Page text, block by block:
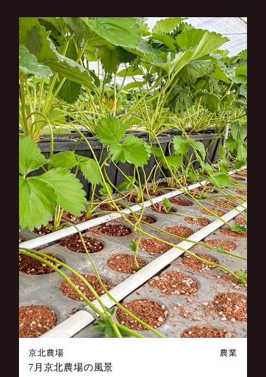
京北農場 農業
7月京北農場の風景